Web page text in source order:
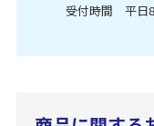
受付時間 平日